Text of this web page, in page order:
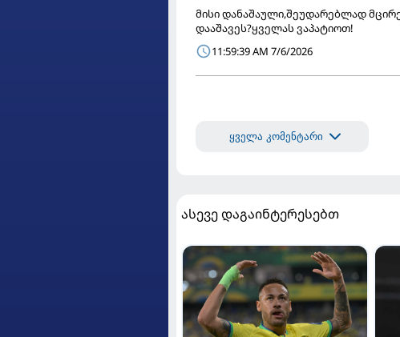
მისი დანაშაული,შეუდარებლად
დააშავეს?ყველას ვაპატიოთ!
11:59:39 AM 7/6/2026
ყველა კომენტარი
ასევე დაგაინტერესებთ